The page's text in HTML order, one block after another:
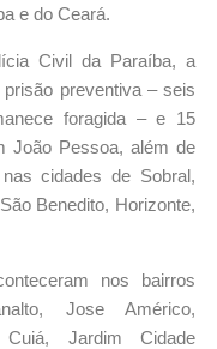
e do Ceará.
Civil da Paraíba, a
preventiva – seis
foragida – e 15
João Pessoa, além de
cidades de Sobral,
Benedito, Horizonte,
nos bairros
Jose Américo,
Jardim Cidade